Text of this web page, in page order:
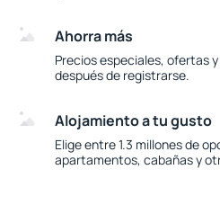
Ahorra más
Precios especiales, ofertas
después de registrarse.
Alojamiento a tu gusto
Elige entre 1.3 millones de
apartamentos, cabañas y